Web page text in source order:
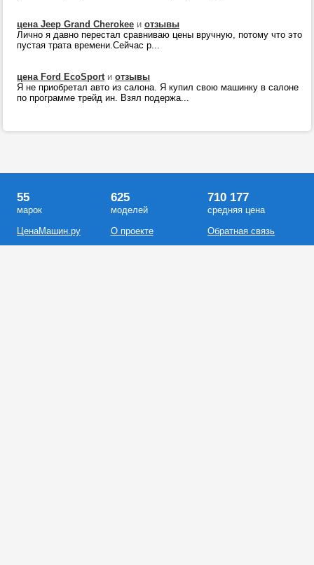
цена Jeep Grand Cherokee и отзывы
Лично я давно перестал сравниваю цены вручную, потому что это
пустая трата времени.Сейчас р...
цена Ford EcoSportи отзывы
Я не приобретал авто из салона. Я купил свою машинку в салоне
по программе трейд ин. Взял подержа...
55
марок
ЦенаМашин.ру
625
моделей
О проекте
710 177
средняя цена
Обратная связь